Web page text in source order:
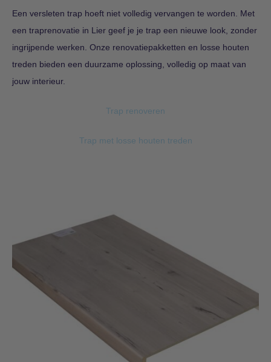
Een versleten trap hoeft niet volledig vervangen te worden. Met
een traprenovatie in Lier geef je je trap een nieuwe look, zonder
ingrijpende werken. Onze renovatiepakketten en losse houten
treden bieden een duurzame oplossing, volledig op maat van
jouw interieur.
Trap renoveren
Trap met losse houten treden